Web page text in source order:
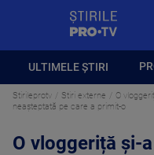
ULTIMELE ȘTIRI
Stirileprotv Stiri externe
O
neașteptată pe care a primit-o
O vloggeriță și-